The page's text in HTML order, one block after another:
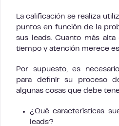
La calificación se realiza
puntos en función de la
sus leads. Cuanto más alta
tiempo y atención merece
Por supuesto, es
para definir su proceso
algunas cosas que debe
¿Qué características
leads?